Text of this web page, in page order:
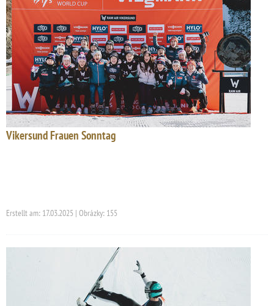
Vikersund Frauen Sonntag
Erstellt am: 17.03.2025 | Obrázky: 155